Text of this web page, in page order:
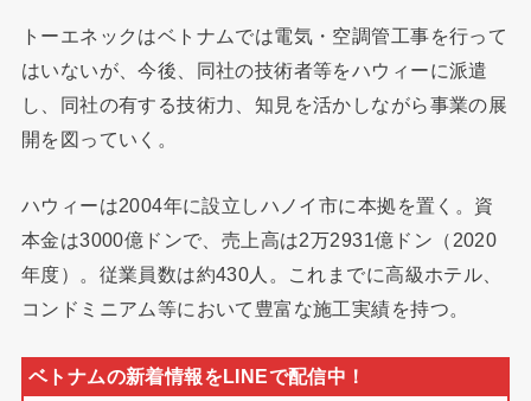
トーエネックはベトナムでは電気・空調管工事を行って
はいないが、今後、同社の技術者等をハウィーに派遣
し、同社の有する技術力、知見を活かしながら事業の展
開を図っていく。
ハウィーは2004年に設立しハノイ市に本拠を置く。資
本金は3000億ドンで、売上高は2万2931億ドン（2020
年度）。従業員数は約430人。これまでに高級ホテル、
コンドミニアム等において豊富な施工実績を持つ。